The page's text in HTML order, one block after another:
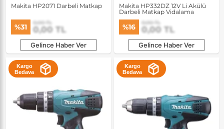
Makita HP2071 Darbeli Matkap
%31 0,00 TL
0,00 TL
Gelince Haber Ver
Makita HP332DZ 12V Li Akülü
Darbeli Matkap Vidalama
%16 0,00 TL
0,00 TL
Gelince Haber Ver
Kargo
Bedava
Kargo
Bedava